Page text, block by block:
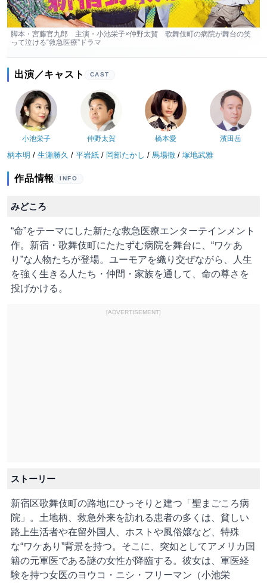
脚本・宮藤官九郎 主演・小池栄子×仲野太賀 歌舞伎町の病院が舞台の笑
って泣ける“救急医療”ドラマ
出演／キャスト CAST
小池栄子 仲野太賀 橋本愛 濱田岳
柄本明 / 生瀬勝久 / 平岩紙 / 岡部たかし / 馬場徹 / 塚地武雅
作品情報 INFO
みどころ
“命”をテーマにした新たな救急医療エンターテインメント
作。新宿・歌舞伎町にたたずむ病院を舞台に、“ワケあ
り”な人物たちが登場。ユーモアを織り交ぜながら、人生
を強く生きる人たち・仲間・家族を通して、命の尊さを
投げかける。
[ADVERTISEMENT]
ストーリー
新宿区歌舞伎町の路地にひっそりと建つ「聖まごころ病
院」。土地柄、救急外来を訪れる患者の多くは、貧しい
路上生活者や在留外国人、ホストや風俗嬢など、特殊
な“ワケあり”背景を持つ。そこに、突如としてアメリカ国
籍の元軍医である謎の女性が降臨する。彼女は、軍医経
験を持つ女医のヨウコ・ニシ・フリーマン（小池栄